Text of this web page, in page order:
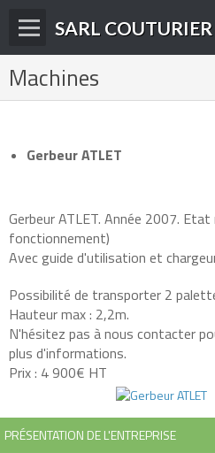
Présentation de l'entreprise
Contact
Machines
Gerbeur ATLET
Gerbeur ATLET. Année 2007.
fonctionnement)
Avec guide d'utilisation et
Possibilité de transporter 2
Hauteur max : 2,2m.
N'hésitez pas à nous contacter
plus d'informations.
Prix : 4 900€ HT
PRÉSENTATION DE L'ENTREPRISE